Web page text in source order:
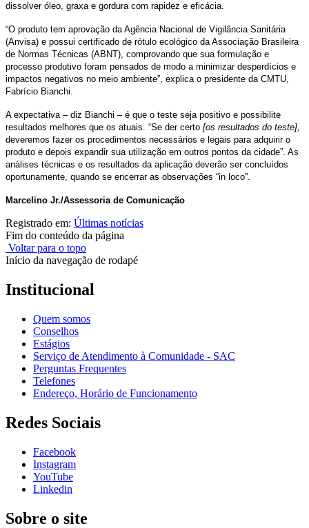
dissolver óleo, graxa e gordura com rapidez e eficácia.
“O produto tem aprovação da Agência Nacional de Vigilância Sanitária
(Anvisa) e possui certificado de rótulo ecológico da Associação Brasileira
de Normas Técnicas (ABNT), comprovando que sua formulação e
processo produtivo foram pensados de modo a minimizar desperdícios e
impactos negativos no meio ambiente”, explica o presidente da CMTU,
Fabrício Bianchi.
A expectativa – diz Bianchi – é que o teste seja positivo e possibilite
resultados melhores que os atuais. “Se der certo [os resultados do teste],
deveremos fazer os procedimentos necessários e legais para adquirir o
produto e depois expandir sua utilização em outros pontos da cidade”. As
análises técnicas e os resultados da aplicação deverão ser concluídos
oportunamente, quando se encerrar as observações “in loco”.
Marcelino Jr./Assessoria de Comunicação
Registrado em: Últimas notícias
Fim do conteúdo da página
Voltar para o topo
Início da navegação de rodapé
Institucional
Quem somos
Conselhos
Estágios
Serviço de Atendimento à Comunidade - SAC
Perguntas Frequentes
Telefones
Endereço, Horário de Funcionamento
Redes Sociais
Facebook
Instagram
YouTube
Linkedin
Sobre o site